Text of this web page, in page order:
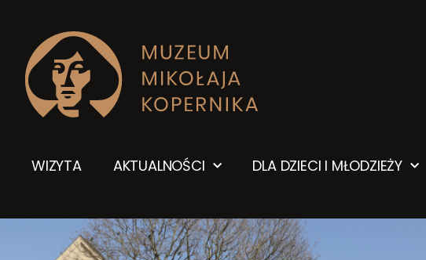
WIZYTA AKTUALNOŚCI DLA DZIECI I MŁODZIEŻY